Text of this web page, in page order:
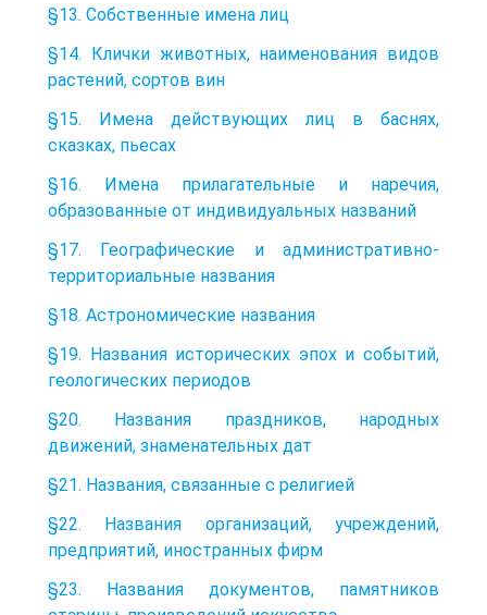
§13. Собственные имена лиц
§14. Клички животных, наименования видов
растений, сортов вин
§15. Имена действующих лиц в баснях,
сказках, пьесах
§16. Имена прилагательные и наречия,
образованные от индивидуальных названий
§17. Географические и административно-
территориальные названия
§18. Астрономические названия
§19. Названия исторических эпох и событий,
геологических периодов
§20. Названия праздников, народных
движений, знаменательных дат
§21. Названия, связанные с религией
§22. Названия организаций, учреждений,
предприятий, иностранных фирм
§23. Названия документов, памятников